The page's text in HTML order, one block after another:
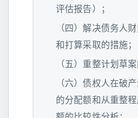
评估报告）；
（四）解决债务人
和打算采取的措施；
（五）重整计划草
（六）债权人在破
的分配额和从重整